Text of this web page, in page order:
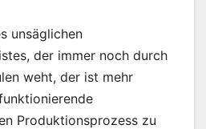
unsäglichen
der immer noch durch
weht, der ist mehr
Produktionsprozess zu